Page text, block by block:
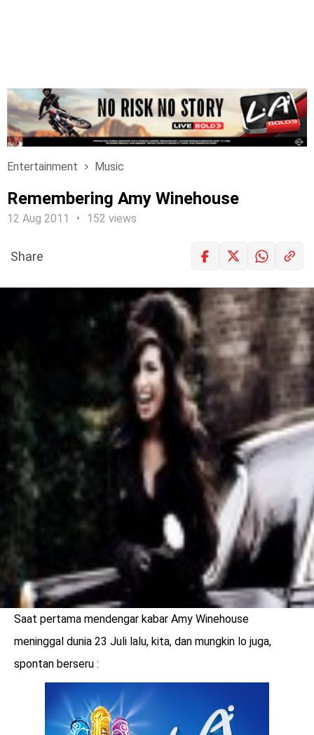
Entertainment Music
Remembering Amy Winehouse
12 Aug 2011 152 views
menarik
LOGIN
Share
Saat pertama mendengar kabar Amy Winehouse
meninggal dunia 23 Juli lalu, kita, dan mungkin lo juga,
spontan berseru :